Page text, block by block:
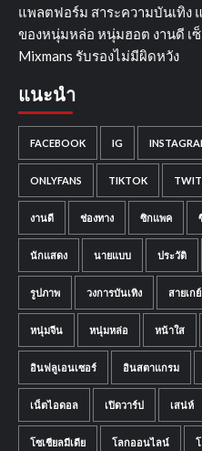
แพลตฟอร์ม สาระความบันเทิง
ของหนุ่มหล่อ หนุ่มฮอต งานดี เ
Mixmans รับรองไม่มีผิดหวัง
แนะนำ
FACEBOOK IG
ONLYFANS TIKTOK
งานดี ช่องทาง ซิกแพค
นักแสดง นายแบบ ประวัติ
รูปภาพ วงการบันเทิง สายเกย์
หนุ่มจีน หนุ่มหล่อ หน้าใส
อินฟลูเอนเซอร์ อินสตาแกรม
เน็ตไอดอล เปิดวาร์ป เสน่ห์
โซเชียลมีเดีย โลกออนไลน์